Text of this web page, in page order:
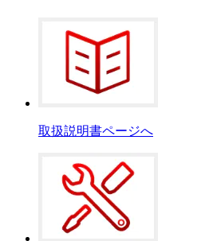
取扱説明書ページへ